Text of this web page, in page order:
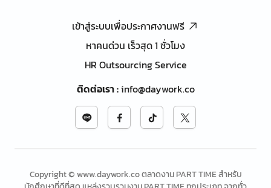
เข้าสู่ระบบเพื่อประกาศงานฟรี
หาคนด่วน เร็วสุด 1 ชั่วโมง
HR Outsourcing Service
ติดต่อเรา:info@daywork.co
Copyright © www.daywork.co ตลาดงาน PART TIME สำหรับ